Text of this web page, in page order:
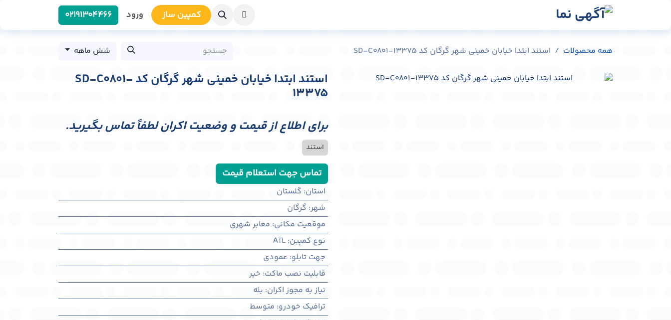
کمپین سا​​ز ورود 0219​1304466
همه محصولات استند ابتدا خیابان خمینی شهر گرگان کد SD-C0801-13375 شش ماهه
استند ابتدا خیابان خمینی شهر گرگان کد SD-C0801-
13375
برای اطلاع از قیمت و وضعیت اکران لطفاً تماس بگیرید.
استند
تماس جهت استعلام قیمت
استان: گلستان
شهر: گرگان
موقعیت مکانی: معابر شهری
نوع کمپین:
ATL
جهت تابلو: عمودی
قابلیت نصب ماکت: خیر
نیاز به مجوز اکران: بله
ترافیک خودرو: متوسط